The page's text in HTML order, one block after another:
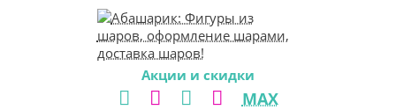
Акции и скидки
MAX